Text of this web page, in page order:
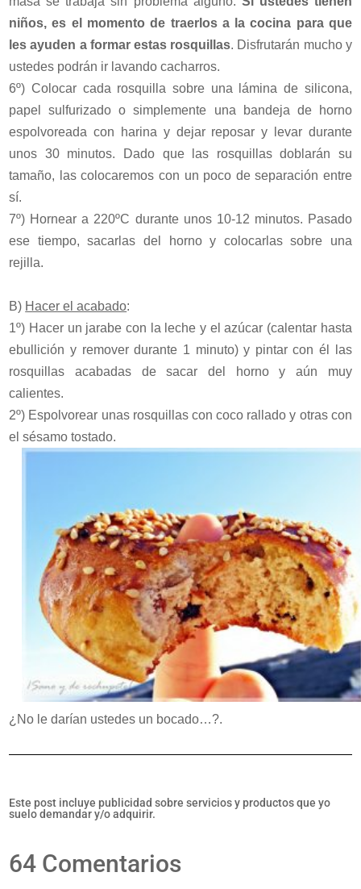
niños, es el momento de traerlos a la cocina para que
les ayuden a formar estas rosquillas. Disfrutarán mucho y
ustedes podrán ir lavando cacharros.
6º) Colocar cada rosquilla sobre una lámina de silicona,
papel sulfurizado o simplemente una bandeja de horno
espolvoreada con harina y dejar reposar y levar durante
unos 30 minutos. Dado que las rosquillas doblarán su
tamaño, las colocaremos con un poco de separación entre
sí.
7º) Hornear a 220ºC durante unos 10-12 minutos. Pasado
ese tiempo, sacarlas del horno y colocarlas sobre una
rejilla.
B) Hacer el acabado:
1º) Hacer un jarabe con la leche y el azúcar (calentar hasta
ebullición y remover durante 1 minuto) y pintar con él las
rosquillas acabadas de sacar del horno y aún muy
calientes.
2º) Espolvorear unas rosquillas con coco rallado y otras con
el sésamo tostado.
¿No le darían ustedes un bocado…?.
Este post incluye publicidad sobre servicios y productos que yo
suelo demandar y/o adquirir.
64 Comentarios